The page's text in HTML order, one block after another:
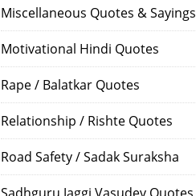
Miscellaneous Quotes & Sayings
Motivational Hindi Quotes
Rape / Balatkar Quotes
Relationship / Rishte Quotes
Road Safety / Sadak Suraksha